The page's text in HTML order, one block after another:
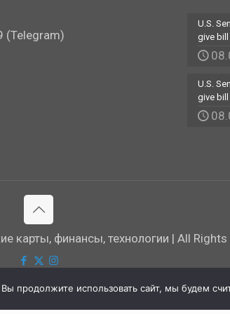
(Telegram)
U.S.
give bill
U.S.
give bill
карты, финансы, технологии | All Rights
использовать сайт, мы будем